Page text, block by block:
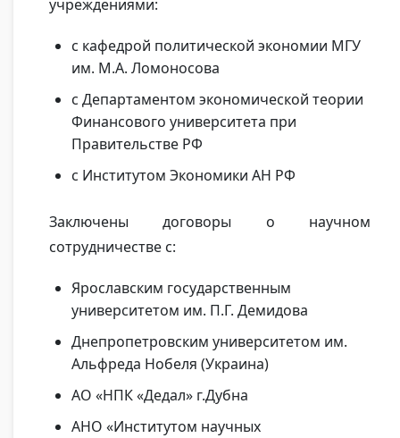
учреждениями:
с кафедрой политической экономии МГУ
им. М.А. Ломоносова
с Департаментом экономической теории
Финансового университета при
Правительстве РФ
с Институтом Экономики АН РФ
Заключены договоры о научном
сотрудничестве с:
Ярославским государственным
университетом им. П.Г. Демидова
Днепропетровским университетом им.
Альфреда Нобеля (Украина)
АО «НПК «Дедал» г.Дубна
АНО «Институтом научных